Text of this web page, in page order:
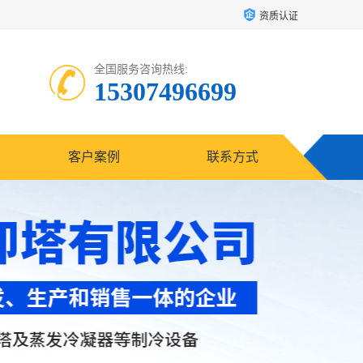
资质认证
全国服务咨询热线:
15307496699
客户案例 联系方式